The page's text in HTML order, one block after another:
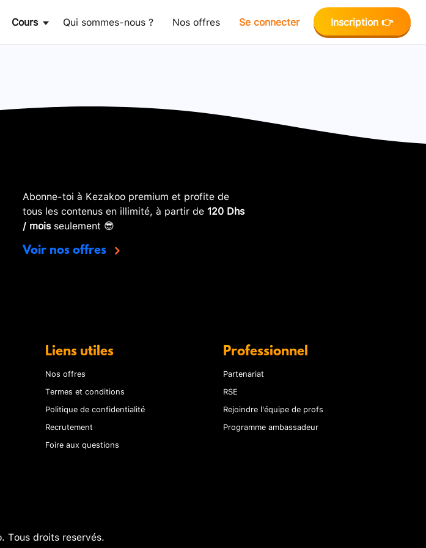
Cours Qui sommes-nous ? Nos offres Se connecter Inscription 👉
Abonne-toi à Kezakoo premium et profite de
tous les contenus en illimité, à partir de 120 Dhs
/ moisseulement 😎
Voir nos offres
Liens utiles
Nos offres
Termes et conditions
Politique de confidentialité
Recrutement
Foire aux questions
Professionnel
Partenariat
RSE
Rejoindre l'équipe de profs
Programme ambassadeur
Tous droits reservés.